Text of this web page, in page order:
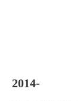
2014-